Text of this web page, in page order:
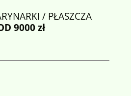
/ PŁASZCZA
9000 zł